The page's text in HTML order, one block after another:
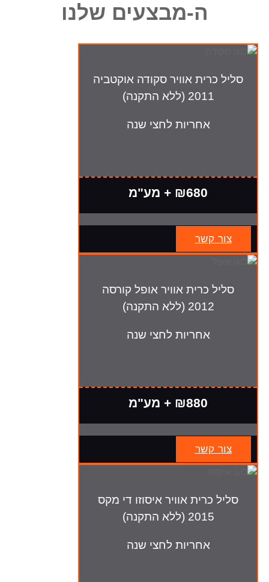
ה-מבצעים שלנו
סליל כרית אוויר סקודה אוקטביה
2011 (ללא התקנה)
אחריות לחצי שנה
₪680 + מע"מ
צור קשר
סליל כרית אוויר אופל קורסה
2012 (ללא התקנה)
אחריות לחצי שנה
₪880 + מע"מ
צור קשר
סליל כרית אוויר איסוזו די מקס
2015 (ללא התקנה)
אחריות לחצי שנה